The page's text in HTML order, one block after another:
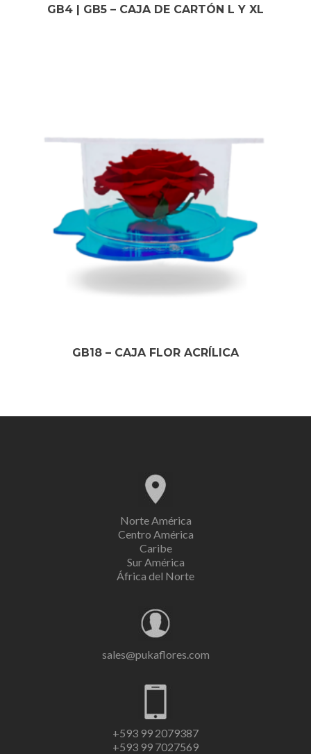
GB4 | GB5 – CAJA DE CARTÓN L Y XL
GB18 – CAJA FLOR ACRÍLICA
Norte América
Centro América
Caribe
Sur América
África del Norte
sales@pukaflores.com
+593 99 2079387
+593 99 7027569